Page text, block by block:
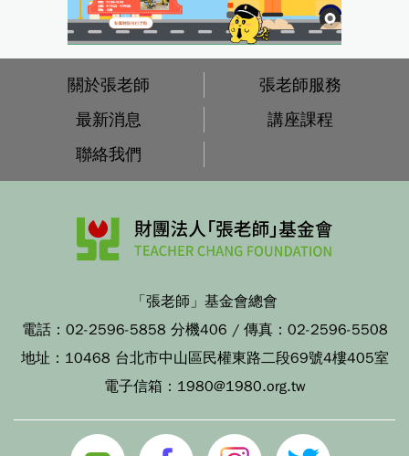
關於張老師
張老師服務
最新消息
講座課程
聯絡我們
「張老師」基金會總會
電話： 02-2596-5858 分機406 / 傳真： 02-2596-5508
地址： 10468 台北市中山區民權東路二段69號4樓405室
電子信箱： 1980@1980.org.tw